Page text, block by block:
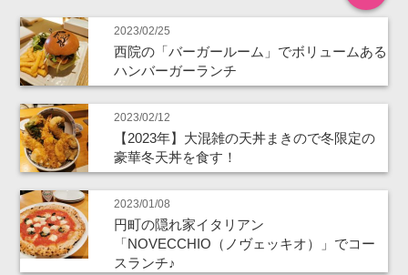
2023/02/25
西院の「バーガールーム」でボリュームある
ハンバーガーランチ
2023/02/12
【2023年】大混雑の天丼まきので冬限定の
豪華冬天丼を食す！
2023/01/08
円町の隠れ家イタリアン
「NOVECCHIO（ノヴェッキオ）」でコー
スランチ♪